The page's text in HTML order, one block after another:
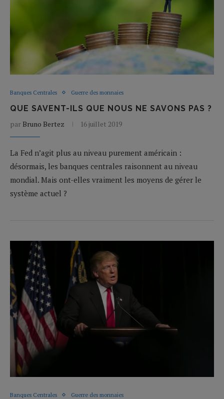
Banques Centrales Guerre des monnaies
QUE SAVENT-ILS QUE NOUS NE SAVONS PAS ?
par Bruno Bertez 16 juillet 2019
La Fed n’agit plus au niveau purement américain :
désormais, les banques centrales raisonnent au niveau
mondial. Mais ont-elles vraiment les moyens de gérer le
système actuel ?
Banques Centrales Guerre des monnaies